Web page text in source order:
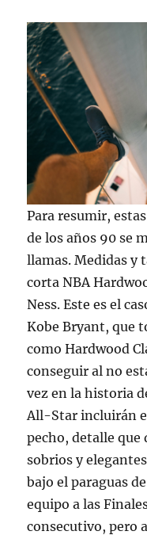
Para resumir,
de los años 90 se
llamas. Medidas y
corta NBA
Ness. Este es el
Kobe Bryant, que
como Hardwood
conseguir al no
vez en la historia
All-Star incluirán
pecho, detalle que
sobrios y
bajo el paraguas
equipo a las
consecutivo, pero